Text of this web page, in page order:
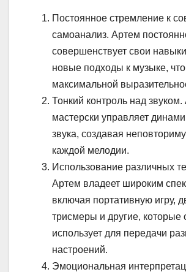
Постоянное стремление к
самоанализ. Артем
совершенствует свои
новые подходы к музыке,
максимальной
Тонкий контроль над
мастерски управляет
звука, создавая
каждой мелодии.
Использование различных
Артем владеет широким
включая портативную игру,
трисмеры и другие, которые
использует для передачи
настроений.
Эмоциональная